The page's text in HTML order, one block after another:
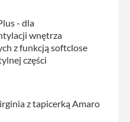
- dla
wnętrza
z funkcją softclose
części
z tapicerką Amaro